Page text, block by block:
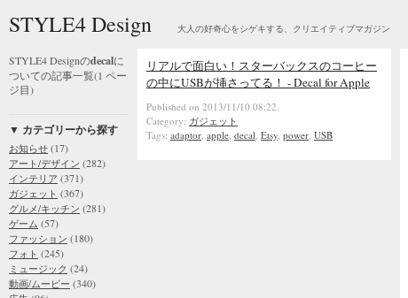
STYLE4 Design 大人の好奇心をシゲキする、クリエイティブマガジン
STYLE4 Designのdecalに
ついての記事一覧(1 ペー
ジ目)
▼ カテゴリーから探す
お知らせ (17)
アート/デザイン (282)
インテリア (371)
ガジェット (367)
グルメ/キッチン (281)
ゲーム (57)
ファッション (180)
フォト (245)
ミュージック (24)
動画/ムービー (340)
リアルで面白い！スターバックスのコーヒー
の中にUSBが挿さってる！ - Decal for Apple
Published on 2013/11/10 08:22.
Category: ガジェット
Tags: adaptor, apple, decal, Etsy, power, USB